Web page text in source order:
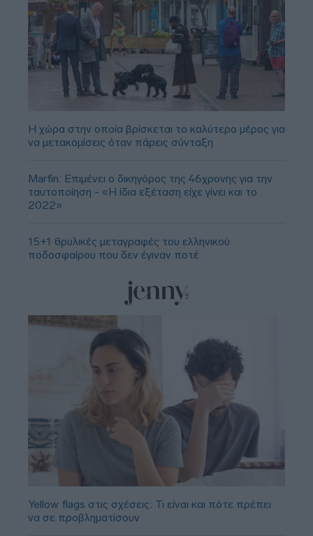
Η χώρα στην οποία βρίσκεται το καλύτερο μέρος για
να μετακομίσεις όταν πάρεις σύνταξη
Marfin: Επιμένει ο δικηγόρος της 46χρονης για την
ταυτοποίηση - «Η ίδια εξέταση είχε γίνει και το
2022»
15+1 θρυλικές μεταγραφές του ελληνικού
ποδοσφαίρου που δεν έγιναν ποτέ
Yellow flags στις σχέσεις: Τι είναι και πότε πρέπει
να σε προβληματίσουν